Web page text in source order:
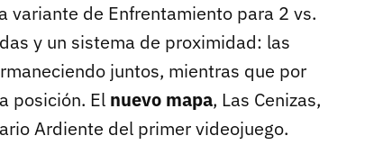
variante de Enfrentamiento para 2 vs.
y un sistema de proximidad: las
juntos, mientras que por
posición. El nuevo mapa, Las Cenizas,
Ardiente del primer videojuego.